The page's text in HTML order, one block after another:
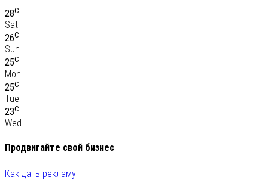
28C
Sat
26C
Sun
25C
Mon
25C
Tue
23C
Wed
Продвигайте свой бизнес
Как дать рекламу